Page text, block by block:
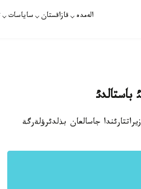
الەمدە قازاقستان ساياسات
باستالدئ
سوت مذسئلمان زيراتتارئندا جاسالعان بذلدئرؤلةرگة